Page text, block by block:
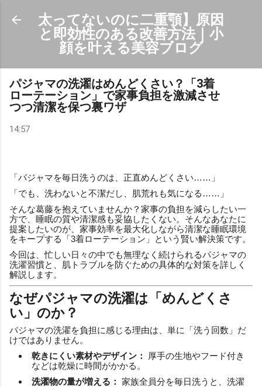
スキップしてメイン コンテンツに移動
太ってないのに二重顎】原因
と即効性のある改善方法｜小
顔を叶える美容ブログ
パジャマの洗濯はめんどくさい？「3着
ローテーション」で家事負担を激減させ
つつ清潔を保つ裏ワザ
14:57
「パジャマを毎日洗うのは、正直めんどくさい……」
「でも、洗わないと不潔だし、肌荒れも気になる……」
そんな葛藤を抱えていませんか？家事の負担を減らしたい一
方で、睡眠の質や清潔感も妥協したくない。そんなあなたに
提案したいのが、家事効率を最大化しながら清潔な睡眠環境
をキープする「3着ローテーション」という賢い解決策です。
今回は、忙しい日々の中でも無理なく続けられるパジャマの
洗濯習慣と、肌トラブルを防ぐための具体的な対策を詳しく
解説します。
なぜパジャマの洗濯は「めんどくさ
い」のか？
パジャマの洗濯を負担に感じる理由は、単に「洗う回数」だ
けではありません。
乾きにくい素材やデザイン：
厚手の生地やフード付き
などは乾燥に時間がかかる。
洗濯物の量が増える： 家族全員分を毎日洗うと、洗濯